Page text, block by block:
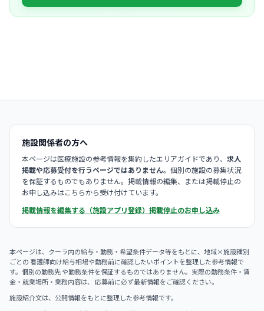
施設関係者の方へ
本ページは医療施設の参考情報を集約したエリアガイドであり、 求人
掲載や応募受付を行うページではありません。個別の施設の募集状況
を保証するものでもありません。掲載情報の編集、または掲載停止の
お申し込みはこちらから受け付けています。
掲載情報を編集する（施設アプリ登録） 掲載停止のお申し込み
本ページは、クーラ内の給与・勤務・希望条件データ等をもとに、地域×施設種別
ごとの 看護師向け給与相場や勤務前に確認したいポイントを整理した参考情報で
す。個別の勤務先 や勤務条件を保証するものではありません。実際の勤務条件・賃
金・就業場所・業務内容は、 応募前に必ず最新情報をご確認ください。
施設紹介文は、公開情報をもとに整理した参考情報です。